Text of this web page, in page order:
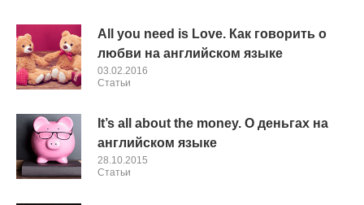
All you need is Love. Как говорить о
любви на английском языке
03.02.2016
Cтатьи
It’s all about the money. О деньгах на
английском языке
28.10.2015
Cтатьи